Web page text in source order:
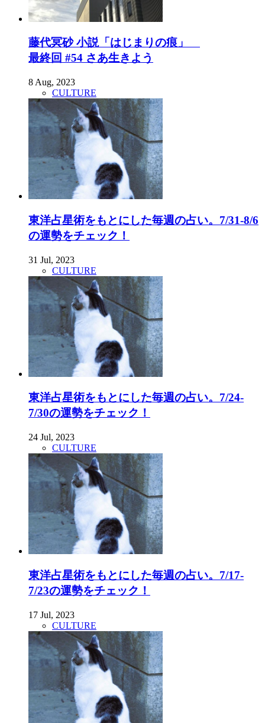
藤代冥砂 小説「はじまりの痕」
最終回 #54 さあ生きよう
8 Aug, 2023
CULTURE
東洋占星術をもとにした毎週の占い。7/31-8/6
の運勢をチェック！
31 Jul, 2023
CULTURE
東洋占星術をもとにした毎週の占い。7/24-
7/30の運勢をチェック！
24 Jul, 2023
CULTURE
東洋占星術をもとにした毎週の占い。7/17-
7/23の運勢をチェック！
17 Jul, 2023
CULTURE